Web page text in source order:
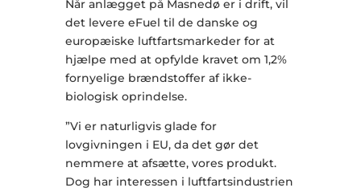
Når anlægget på Masnedø er i drift, vil
det levere eFuel til de danske og
europæiske luftfartsmarkeder for at
hjælpe med at opfylde kravet om 1,2%
fornyelige brændstoffer af ikke-
biologisk oprindelse.
”Vi er naturligvis glade for
lovgivningen i EU, da det gør det
nemmere at afsætte, vores produkt.
Dog har interessen i luftfartsindustrien